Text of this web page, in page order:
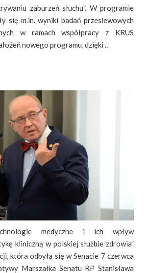
zaburzeń słuchu”. W programie
się m.in. wyniki badań przesiewowych
w ramach współpracy z KRUS
nowego programu, dzięki ..
medyczne i ich wpływ
kliniczną w polskiej służbie zdrowia”
która odbyła się w Senacie 7 czerwca
Marszałka Senatu RP Stanisława